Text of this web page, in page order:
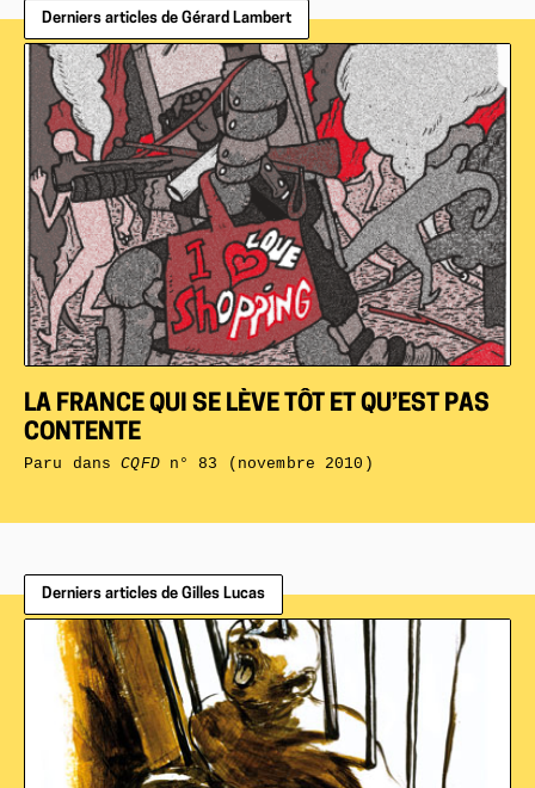
Derniers articles de Gérard Lambert
LA FRANCE QUI SE LÈVE TÔT ET QU’EST PAS
CONTENTE
Paru dansCQFDn° 83 (novembre 2010)
Derniers articles de Gilles Lucas